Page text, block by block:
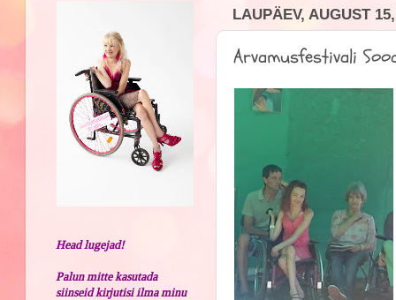
LAUPÄEV, AUGUST
Arvamusfestivali
Head lugejad!
Palun mitte kasutada
siinseid kirjutisi ilma minu